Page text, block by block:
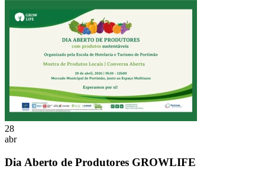
28
abr
Dia Aberto de Produtores GROWLIFE